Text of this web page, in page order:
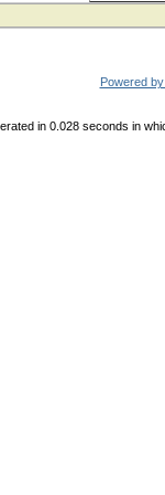
Powered
in 0.028 seconds in